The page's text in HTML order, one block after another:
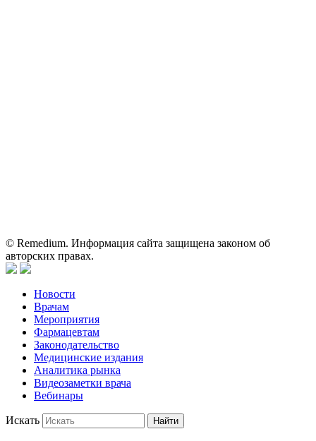
© Remedium. Информация сайта защищена законом об
авторских правах.
Новости
Врачам
Мероприятия
Фармацевтам
Законодательство
Медицинские издания
Аналитика рынка
Видеозаметки врача
Вебинары
Искать Найти